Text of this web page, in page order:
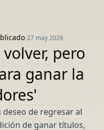
27 may 2026
pero
ganar la
de regresar al
de ganar títulos,